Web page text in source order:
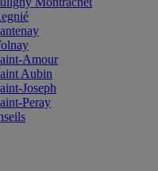
Amour
Aubin
Joseph
Peray